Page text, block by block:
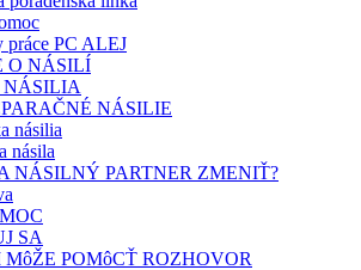
práce PC ALEJ
O NÁSILÍ
NÁSILIA
NÁSILIE
násilia
násila
NÁSILNÝ PARTNER ZMENIŤ?
SA
POMôCŤ ROZHOVOR